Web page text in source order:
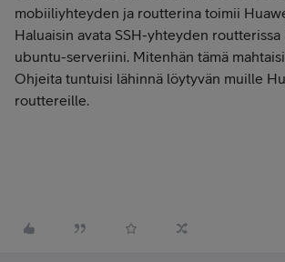
mobiiliyhteyden ja routterina toimii
Haluaisin avata SSH-yhteyden
ubuntu-serveriini. Mitenhän tämä
Ohjeita tuntuisi lähinnä löytyvän muille
routtereille.